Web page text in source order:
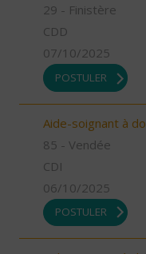
29 - Finistère
CDD
07/10/2025
POSTULER
Aide-soignant à
85 - Vendée
CDI
06/10/2025
POSTULER